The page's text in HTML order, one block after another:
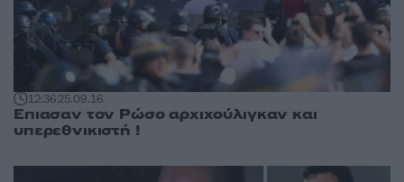
12:3625.09.16
Επιασαν τον Ρώσο αρχιχούλιγκαν και
υπερεθνικιστή !